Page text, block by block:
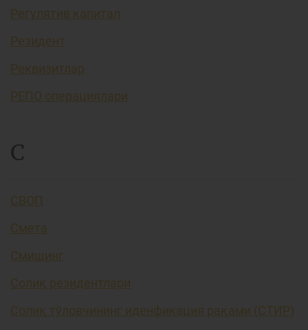
Регулятив капитал
Резидент
Реквизитлар
РЕПО операциялари
С
СВОП
Смета
Смишинг
Солиқ резидентлари
Солиқ тўловчининг иденфикация рақами (СТИР)